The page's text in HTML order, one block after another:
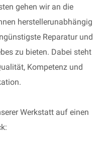
gehen wir an die
herstellerunabhängig
Reparatur und
zu bieten. Dabei steht
Kompetenz und
Werkstatt auf einen